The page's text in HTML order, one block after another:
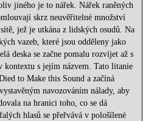
jiného je to nářek. Nářek raněných
skrz neuvěřitelné množství
jež je utkána z lidských osudů. Na
vazeb, které jsou odděleny jako
deska se začne pomalu rozvíjet až s
kontextu s jejím názvem. Tato litanie
to Make this Sound a začíná
navozováním nálady, aby
na hranici toho, co se dá
hlasů se přeřvává v pološílené